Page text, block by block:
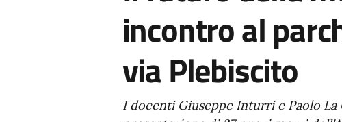
incontro al
via Plebiscito
I docenti Giuseppe Inturri e Paolo